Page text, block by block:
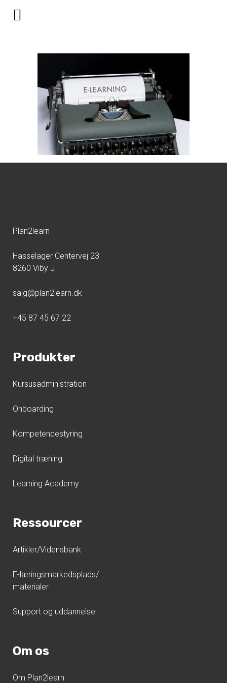
Plan2learn
Hasselager Centervej 23
8260 Viby J
salg@plan2learn.dk
+45 87 45 67 22
Produkter
Kursusadministration
Onboarding
Kompetencestyring
Digital træning
Learning Academy
Ressourcer
Artikler/Vidensbank
E-læringsmarkedsplads/
materialer
Support og uddannelse
Om os
Om Plan2learn